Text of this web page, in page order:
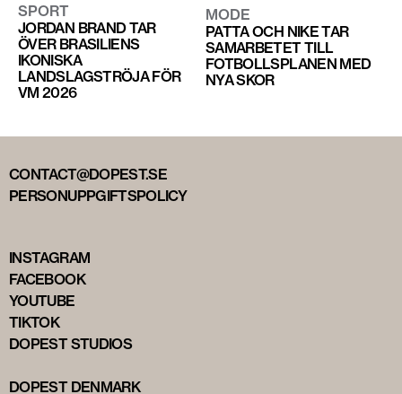
SPORT
JORDAN BRAND TAR
ÖVER BRASILIENS
IKONISKA
LANDSLAGSTRÖJA FÖR
VM 2026
MODE
PATTA OCH NIKE TAR
SAMARBETET TILL
FOTBOLLSPLANEN MED
NYA SKOR
CONTACT@DOPEST.SE
PERSONUPPGIFTSPOLICY
INSTAGRAM
FACEBOOK
YOUTUBE
TIKTOK
DOPEST STUDIOS
DOPEST DENMARK